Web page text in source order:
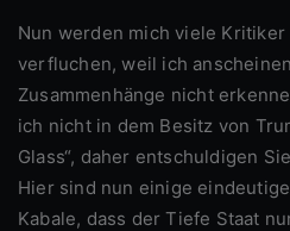
Nun werden mich viele Kritiker in der Luft zerreißen und
verfluchen, weil ich
Zusammenhänge nicht
ich nicht in dem Besitz von
Glass“, daher entschuldigen
Hier sind nun einige
Kabale, dass der Tiefe Staat